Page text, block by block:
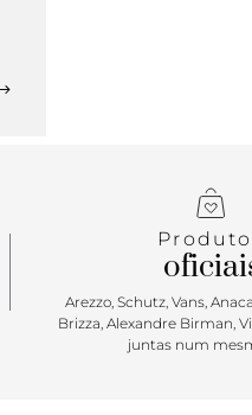
Arezzo, Schutz, Vans,
Brizza, Alexandre Birman,
juntas num